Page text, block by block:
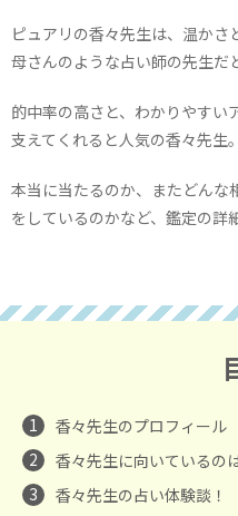
ピュアリの香々先生は、温かさ
母さんのような占い師の先生だ
的中率の高さと、わかりやすい
支えてくれると人気の香々先生。
本当に当たるのか、またどんな
をしているのかなど、鑑定の詳
1
香々先生のプロフィール
2
香々先生に向いているの
3
香々先生の占い体験談！